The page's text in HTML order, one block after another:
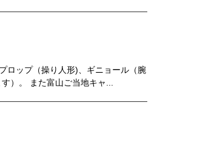
ロップ（操り人形)、ギニョール（腕
）。 また富山ご当地キャ...